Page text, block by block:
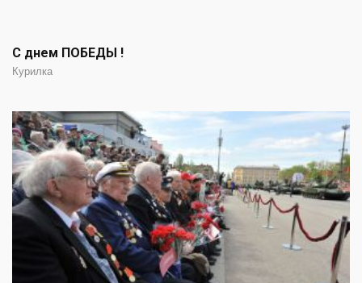
С днем ПОБЕДЫ !
Курилка